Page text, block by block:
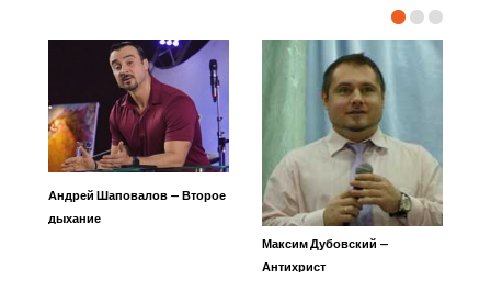
Андрей Шаповалов — Второе
дыхание
Максим Дубовский —
Антихрист